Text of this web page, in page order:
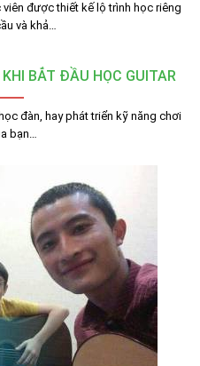
viên được thiết kế lộ trình học riêng
và khả…
BẮT ĐẦU HỌC GUITAR
đàn, hay phát triển kỹ năng chơi
bạn…